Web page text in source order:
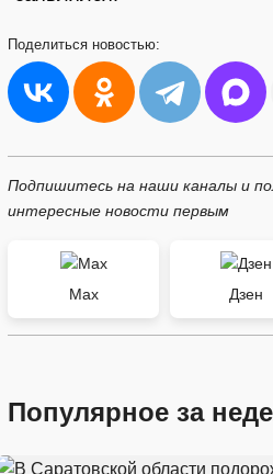
Поделиться новостью:
Подпишитесь на наши каналы и
интересные новости первым
Max Дзен
Популярное за